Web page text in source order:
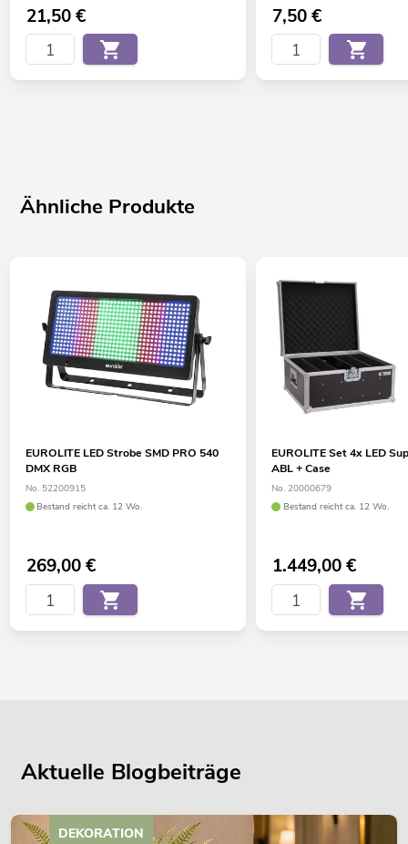
21,50€ 7,50€
Ähnliche Produkte
EUROLITE LED Strobe SMD PRO 540
DMX RGB
No. 52200915
Bestand reicht ca. 12 Wo.
269,00€
EUROLITE Set 4x LED
ABL + Case
No. 20000679
Bestand reicht ca. 12 Wo.
1.449,00€
Aktuelle Blogbeiträge
DEKORATION